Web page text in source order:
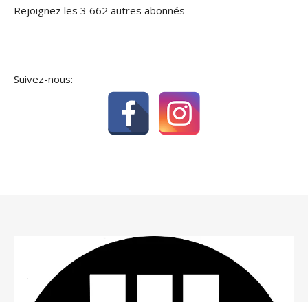
Rejoignez les 3 662 autres abonnés
Suivez-nous: